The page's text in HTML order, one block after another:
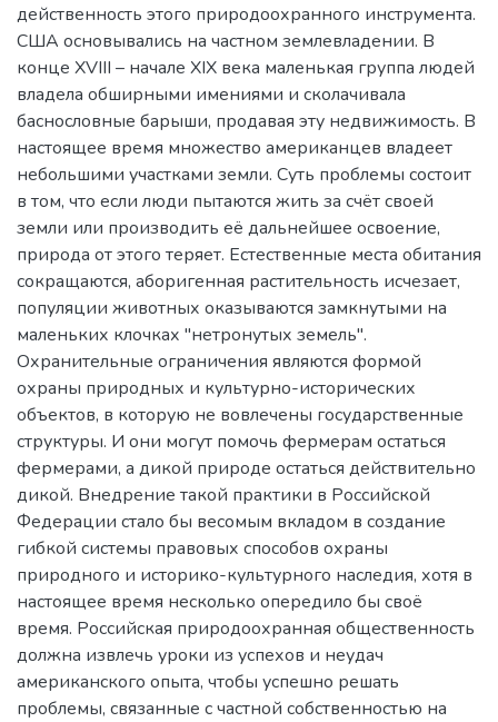
действенность этого природоохранного инструмента.
США основывались на частном землевладении. В
конце XVIII – начале XIX века маленькая группа людей
владела обширными имениями и сколачивала
баснословные барыши, продавая эту недвижимость. В
настоящее время множество американцев владеет
небольшими участками земли. Суть проблемы состоит
в том, что если люди пытаются жить за счёт своей
земли или производить её дальнейшее освоение,
природа от этого теряет. Естественные места обитания
сокращаются, аборигенная растительность исчезает,
популяции животных оказываются замкнутыми на
маленьких клочках "нетронутых земель".
Охранительные ограничения являются формой
охраны природных и культурно-исторических
объектов, в которую не вовлечены государственные
структуры. И они могут помочь фермерам остаться
фермерами, а дикой природе остаться действительно
дикой. Внедрение такой практики в Российской
Федерации стало бы весомым вкладом в создание
гибкой системы правовых способов охраны
природного и историко-культурного наследия, хотя в
настоящее время несколько опередило бы своё
время. Российская природоохранная общественность
должна извлечь уроки из успехов и неудач
американского опыта, чтобы успешно решать
проблемы, связанные с частной собственностью на